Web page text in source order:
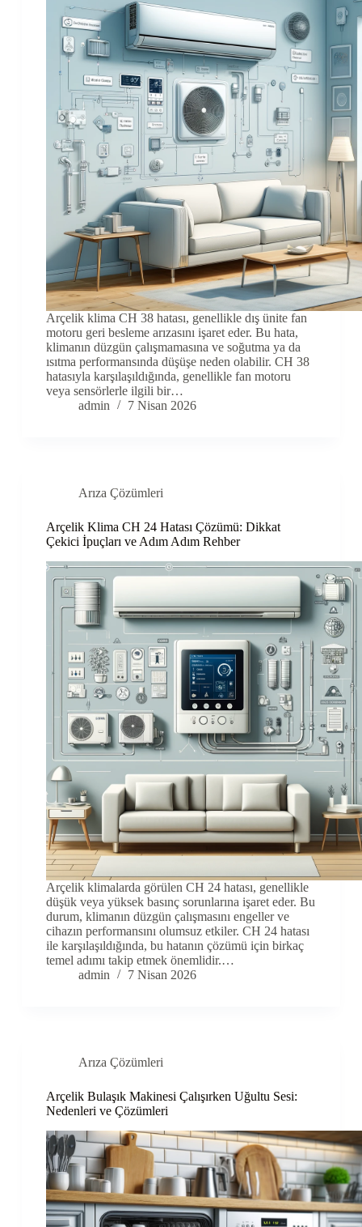
Arçelik klima CH 38 hatası, genellikle dış ünite fan
motoru geri besleme arızasını işaret eder. Bu hata,
klimanın düzgün çalışmamasına ve soğutma ya da
ısıtma performansında düşüşe neden olabilir. CH 38
hatasıyla karşılaşıldığında, genellikle fan motoru
veya sensörlerle ilgili bir…
admin
7 Nisan 2026
Arıza Çözümleri
Arçelik Klima CH 24 Hatası Çözümü: Dikkat
Çekici İpuçları ve Adım Adım Rehber
Arçelik klimalarda görülen CH 24 hatası, genellikle
düşük veya yüksek basınç sorunlarına işaret eder. Bu
durum, klimanın düzgün çalışmasını engeller ve
cihazın performansını olumsuz etkiler. CH 24 hatası
ile karşılaşıldığında, bu hatanın çözümü için birkaç
temel adımı takip etmek önemlidir.…
admin
7 Nisan 2026
Arıza Çözümleri
Arçelik Bulaşık Makinesi Çalışırken Uğultu Sesi:
Nedenleri ve Çözümleri